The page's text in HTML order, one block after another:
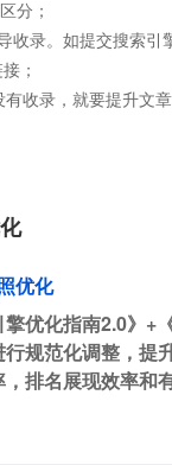
分；
收录。如提交搜索引
；
收录，就要提升文
优化
优化指南2.0》+
规范化调整，提
排名展现效率和